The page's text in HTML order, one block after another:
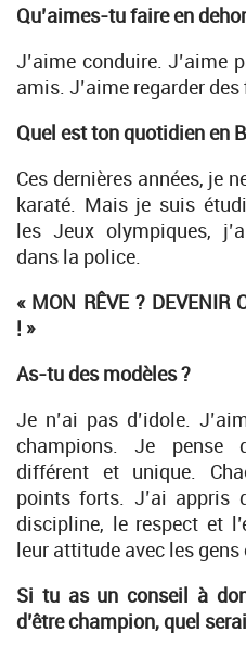
Qu’aimes-tu faire en
J’aime conduire. J’aime
amis. J’aime regarder
Quel est ton quotidien en
Ces dernières années, je
karaté. Mais je suis
les Jeux olympiques,
dans la police.
« MON RÊVE ? DEVENIR
! »
As-tu des modèles ?
Je n’ai pas d’idole.
champions. Je pense
différent et unique.
points forts. J’ai appris
discipline, le respect et
leur attitude avec les
Si tu as un conseil à
d’être champion, quel